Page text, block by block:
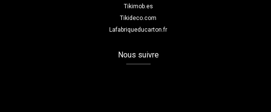
Tikimob.es
Tikideco.com
Lafabriqueducarton.fr
Nous suivre